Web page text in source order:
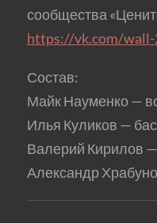
сообщества
https://vk.com/wall-
Состав:
Майк Науменко —
Илья Куликов —
Валерий Кирилов
Александр